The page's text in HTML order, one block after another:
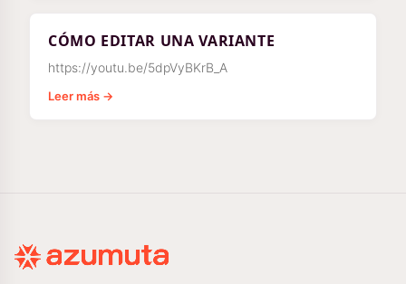
CÓMO EDITAR UNA VARIANTE
https://youtu.be/5dpVyBKrB_A
Leer más →